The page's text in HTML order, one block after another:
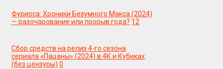
Фуриоса: Хроники Безумного Макса (2024)
— разочарование или прорыв года? 12
Сбор средств на релиз 4-го сезона
сериала «Пацаны» (2024) в 4К и Кубиках
(без цензуры) 0